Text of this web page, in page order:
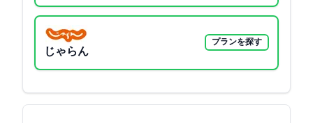
じゃらん
プランを探す